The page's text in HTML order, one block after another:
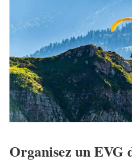
Organisez un EVG